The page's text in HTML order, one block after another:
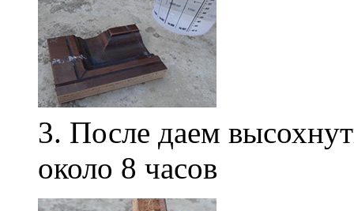
3. После даем
около 8 часов